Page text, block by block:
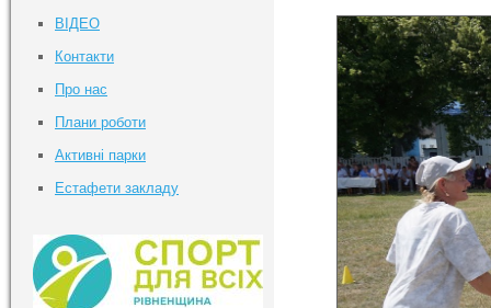
ВІДЕО
Контакти
Про нас
Плани роботи
Активні парки
Естафети закладу